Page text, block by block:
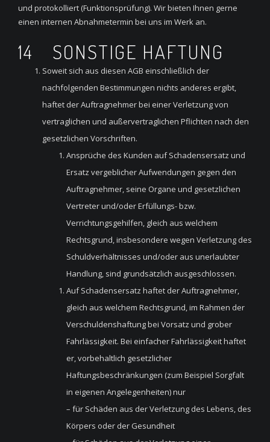
und protokolliert (Funktionsprüfung). Wir bieten Ihnen gerne
einen internen Abnahmetermin bei uns im Werk an.
14 SONSTIGE HAFTUNG
Soweit sich aus diesen AGB einschließlich der
nachfolgenden Bestimmungen nichts anderes ergibt,
haftet der Auftragnehmer bei einer Verletzung von
vertraglichen und außervertraglichen Pflichten nach den
gesetzlichen Vorschriften.
Ansprüche des Kunden auf Schadensersatz und
Ersatz vergeblicher Aufwendungen gegen den
Auftragnehmer, seine Organe und gesetzlichen
Vertreter und/oder Erfüllungs- bzw.
Verrichtungsgehilfen, gleich aus welchem
Rechtsgrund, insbesondere wegen Verletzung des
Schuldverhältnisses und/oder aus unerlaubter
Handlung, sind grundsätzlich ausgeschlossen.
Auf Schadensersatz haftet der Auftragnehmer,
gleich aus welchem Rechtsgrund, im Rahmen der
Verschuldenshaftung bei Vorsatz und grober
Fahrlässigkeit. Bei einfacher Fahrlässigkeit haftet
er, vorbehaltlich gesetzlicher
Haftungsbeschränkungen (zum Beispiel Sorgfalt
in eigenen Angelegenheiten) nur
– für Schäden aus der Verletzung des Lebens, des
Körpers oder der Gesundheit